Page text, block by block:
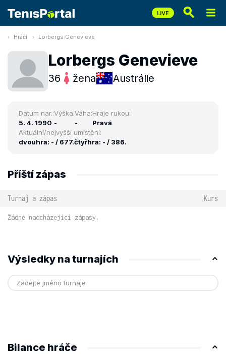
Hráči Lorbergs Genevieve
Lorbergs Genevieve
36 žena Austrálie
Datum nar.:
5. 4. 1990
Výška:
-
Váha:
-
Hraje rukou:
Pravá
Aktuální/nejvyšší umístění:
dvouhra: - / 677.čtyřhra: - / 386.
Příští zápas
Turnaj a zápas Kurs
Žádné nadcházející zápasy.
Výsledky na turnajích
Bilance hráče